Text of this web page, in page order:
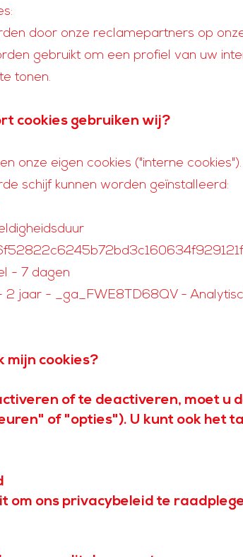
door onze reclamepartners op
gebruikt om een profiel van uw
tonen.
cookies gebruiken wij?
onze eigen cookies ("interne
schijf kunnen worden geïnstalleerd:
- 7 dagen
2 jaar - _ga_FWE8TD68QV -
mijn cookies?
of te deactiveren, moet u
of "opties"). U kunt ook het
om ons privacybeleid te